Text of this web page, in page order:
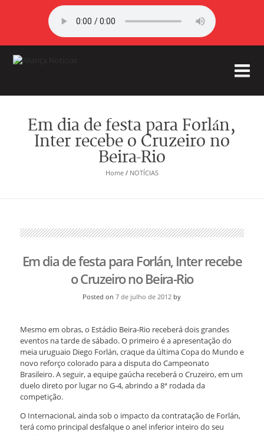
Em dia de festa para Forlán,
Inter recebe o Cruzeiro no
Beira-Rio
Home/ NOTÍCIAS
Em dia de festa para Forlán, Inter recebe
o Cruzeiro no Beira-Rio
Posted on 7 de julho de 2012 by
Mesmo em obras, o Estádio Beira-Rio receberá dois grandes
eventos na tarde de sábado. O primeiro é a apresentação do
meia uruguaio Diego Forlán, craque da última Copa do Mundo e
novo reforço colorado para a disputa do Campeonato
Brasileiro. A seguir, a equipe gaúcha receberá o Cruzeiro, em um
duelo direto por lugar no G-4, abrindo a 8ª rodada da
competição.
O Internacional, ainda sob o impacto da contratação de Forlán,
terá como principal desfalque o anel inferior inteiro do seu